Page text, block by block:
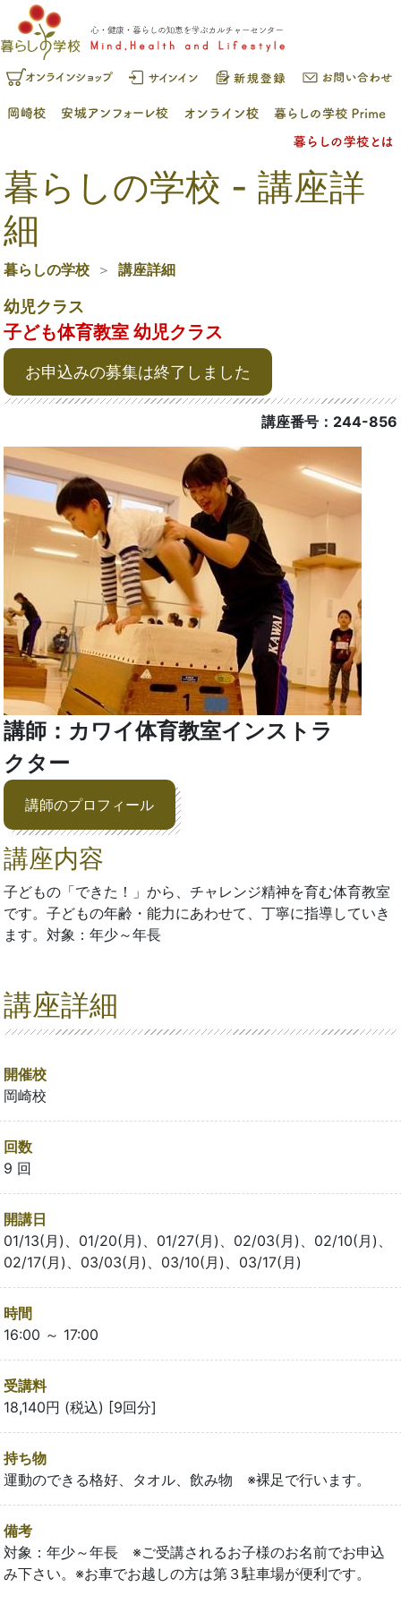
暮らしの学校 - 講座詳
細
暮らしの学校 講座詳細
幼児クラス
子ども体育教室 幼児クラス
お申込みの募集は終了しました
講座番号：244-856
講師：カワイ体育教室インストラ
クター
講師のプロフィール
講座内容
子どもの「できた！」から、チャレンジ精神を育む体育教室
です。子どもの年齢・能力にあわせて、丁寧に指導していき
ます。対象：年少～年長
講座詳細
開催校
岡崎校
回数
9 回
開講日
01/13(月)、01/20(月)、01/27(月)、02/03(月)、02/10(月)、
02/17(月)、03/03(月)、03/10(月)、03/17(月)
時間
16:00 ～ 17:00
受講料
18,140円 (税込) [9回分]
持ち物
運動のできる格好、タオル、飲み物 ※裸足で行います。
備考
対象：年少～年長 ※ご受講されるお子様のお名前でお申込
み下さい。※お車でお越しの方は第３駐車場が便利です。